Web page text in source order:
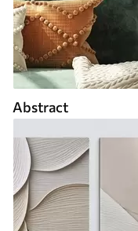
Abstract